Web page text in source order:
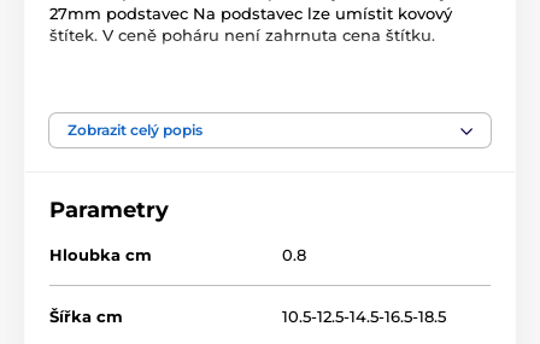
27mm podstavec Na podstavec lze umístit kovový
štítek. V ceně poháru není zahrnuta cena štítku.
Hudba WF002
Zobrazit celý popis
Parametry
Hloubka cm 0.8
Šířka cm 10.5-12.5-14.5-16.5-18.5